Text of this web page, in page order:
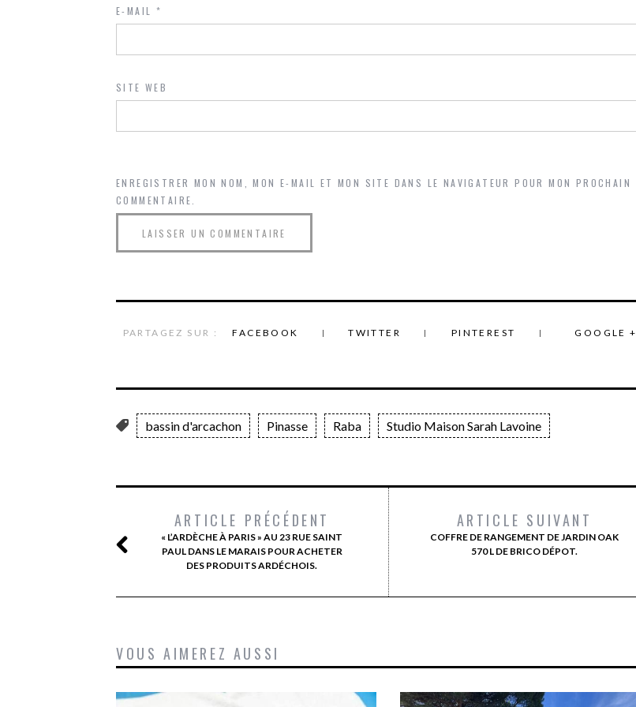
E-MAIL *
SITE WEB
ENREGISTRER MON NOM, MON E-MAIL ET MON SITE DANS LE NAVIGATEUR POUR MON PROCHAIN
COMMENTAIRE.
PARTAGEZ SUR : FACEBOOK TWITTER PINTEREST GOOGLE +
bassin d'arcachon Pinasse Raba Studio Maison Sarah Lavoine
ARTICLE PRÉCÉDENT
« L’ARDÈCHE À PARIS » AU 23 RUE SAINT
PAUL DANS LE MARAIS POUR ACHETER
DES PRODUITS ARDÉCHOIS.
ARTICLE SUIVANT
COFFRE DE RANGEMENT DE JARDIN OAK
570 L DE BRICO DÉPOT.
VOUS AIMEREZ AUSSI